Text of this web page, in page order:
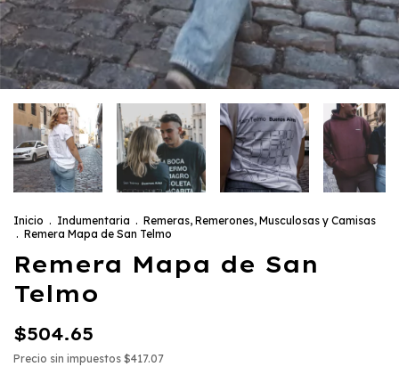
Inicio . Indumentaria . Remeras, Remerones, Musculosas y Camisas
. Remera Mapa de San Telmo
Remera Mapa de San
Telmo
$504.65
Precio sin impuestos $417.07